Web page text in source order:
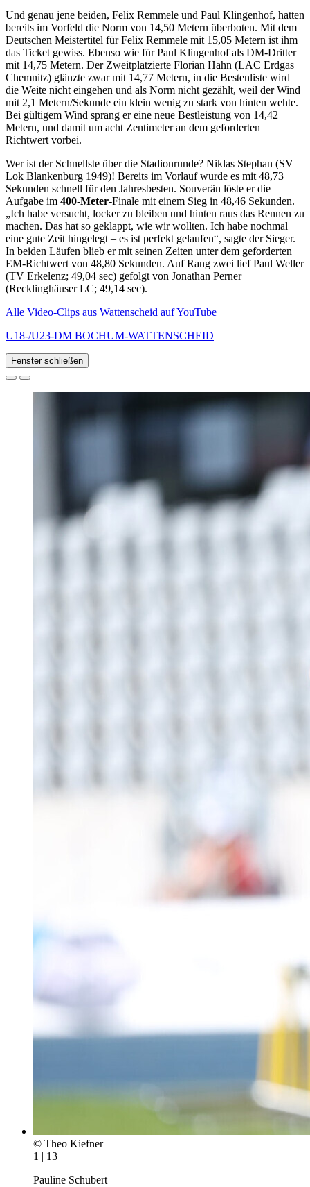
Und genau jene beiden, Felix Remmele und Paul Klingenhof, hatten
bereits im Vorfeld die Norm von 14,50 Metern überboten. Mit dem
Deutschen Meistertitel für Felix Remmele mit 15,05 Metern ist ihm
das Ticket gewiss. Ebenso wie für Paul Klingenhof als DM-Dritter
mit 14,75 Metern. Der Zweitplatzierte Florian Hahn (LAC Erdgas
Chemnitz) glänzte zwar mit 14,77 Metern, in die Bestenliste wird
die Weite nicht eingehen und als Norm nicht gezählt, weil der Wind
mit 2,1 Metern/Sekunde ein klein wenig zu stark von hinten wehte.
Bei gültigem Wind sprang er eine neue Bestleistung von 14,42
Metern, und damit um acht Zentimeter an dem geforderten
Richtwert vorbei.
Wer ist der Schnellste über die Stadionrunde? Niklas Stephan (SV
Lok Blankenburg 1949)! Bereits im Vorlauf wurde es mit 48,73
Sekunden schnell für den Jahresbesten. Souverän löste er die
Aufgabe im 400-Meter-Finale mit einem Sieg in 48,46 Sekunden.
„Ich habe versucht, locker zu bleiben und hinten raus das Rennen zu
machen. Das hat so geklappt, wie wir wollten. Ich habe nochmal
eine gute Zeit hingelegt – es ist perfekt gelaufen“, sagte der Sieger.
In beiden Läufen blieb er mit seinen Zeiten unter dem geforderten
EM-Richtwert von 48,80 Sekunden. Auf Rang zwei lief Paul Weller
(TV Erkelenz; 49,04 sec) gefolgt von Jonathan Perner
(Recklinghäuser LC; 49,14 sec).
Alle Video-Clips aus Wattenscheid auf YouTube
U18-/U23-DM BOCHUM-WATTENSCHEID
Fenster schließen
© Theo Kiefner
1 | 13
Pauline Schubert